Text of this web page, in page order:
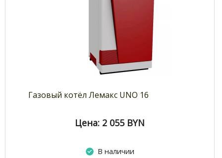
Газовый котёл Лемакс UNO 16
Цена: 2 055 BYN
В наличии